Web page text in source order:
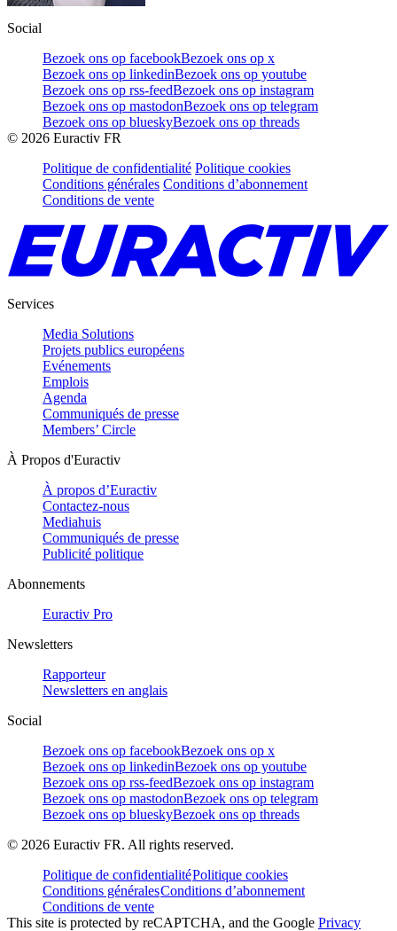
Social
Bezoek ons op facebookBezoek ons op x
Bezoek ons op linkedinBezoek ons op youtube
Bezoek ons op rss-feedBezoek ons op instagram
Bezoek ons op mastodonBezoek ons op telegram
Bezoek ons op blueskyBezoek ons op threads
© 2026 Euractiv FR
Politique de confidentialité Politique cookies
Conditions générales Conditions d’abonnement
Conditions de vente
Services
Media Solutions
Projets publics européens
Evénements
Emplois
Agenda
Communiqués de presse
Members’ Circle
À Propos d'Euractiv
À propos d’Euractiv
Contactez-nous
Mediahuis
Communiqués de presse
Publicité politique
Abonnements
Euractiv Pro
Newsletters
Rapporteur
Newsletters en anglais
Social
Bezoek ons op facebookBezoek ons op x
Bezoek ons op linkedinBezoek ons op youtube
Bezoek ons op rss-feedBezoek ons op instagram
Bezoek ons op mastodonBezoek ons op telegram
Bezoek ons op blueskyBezoek ons op threads
© 2026 Euractiv FR. All rights reserved.
Politique de confidentialitéPolitique cookies
Conditions généralesConditions d’abonnement
Conditions de vente
This site is protected by reCAPTCHA, and the Google Privacy